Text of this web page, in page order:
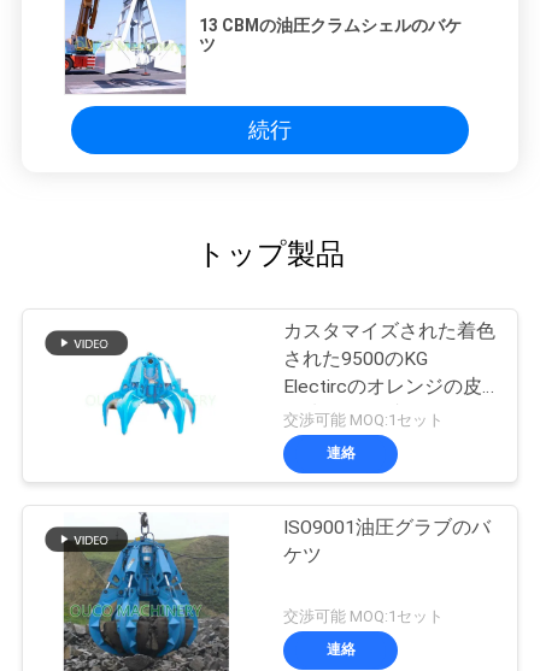
13 CBMの油圧クラムシェルのバケ
ツ
続行
トップ製品
カスタマイズされた着色
された9500のKG
Electircのオレンジの皮
の油圧グラブのバケツ
交渉可能 MOQ:1セット
連絡
ISO9001油圧グラブのバ
ケツ
交渉可能 MOQ:1セット
連絡